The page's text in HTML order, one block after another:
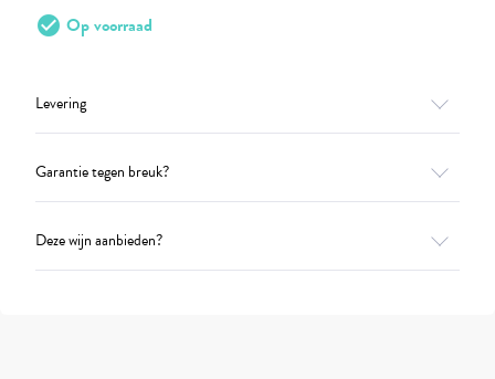
check_circle Op voorraad
Levering
Garantie tegen breuk?
Deze wijn aanbieden?